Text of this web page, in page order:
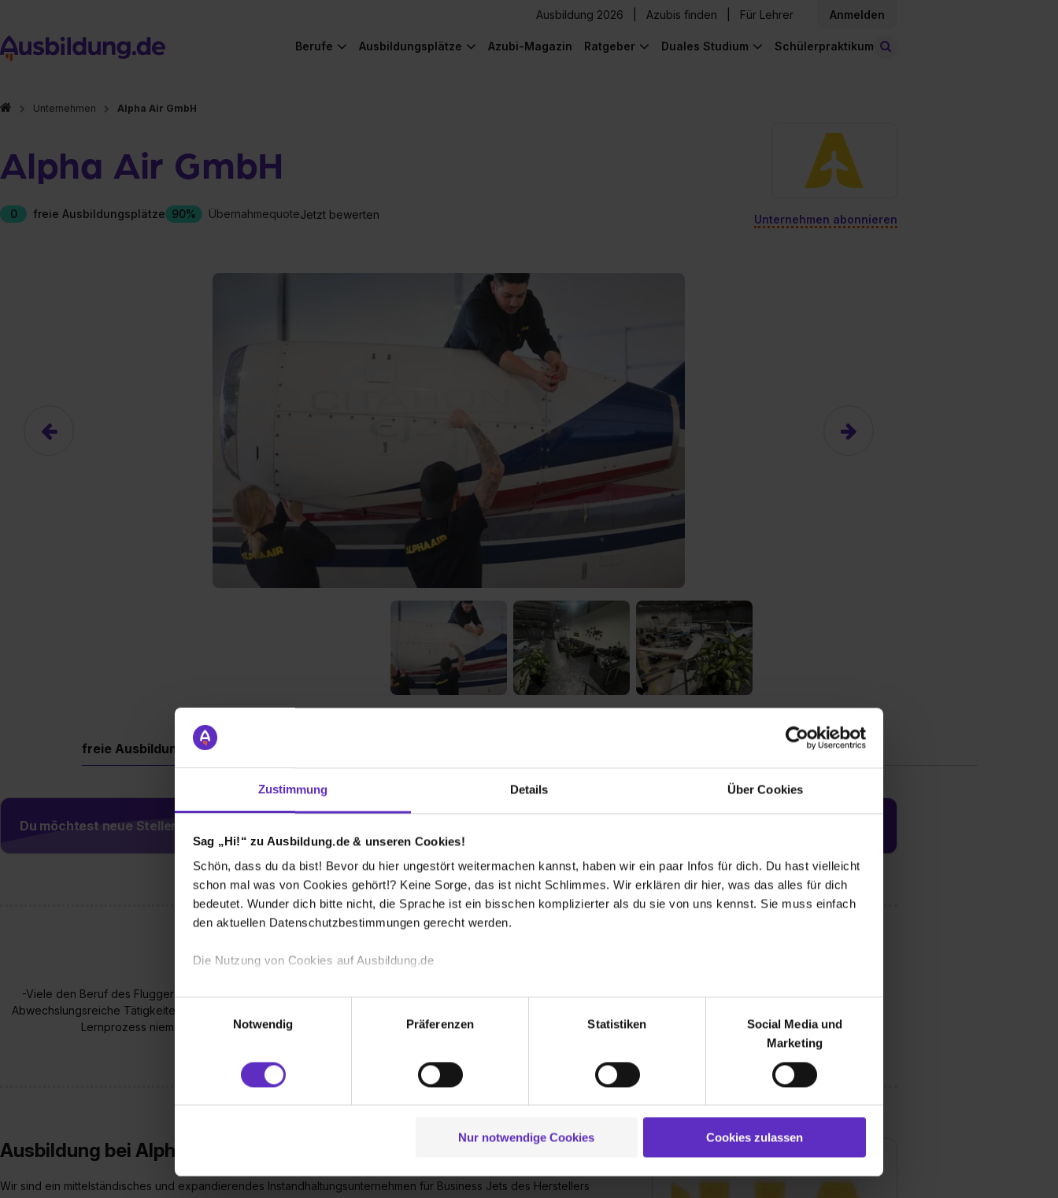
Zustimmung Details Über Cookies
Sag „Hi!“ zu Ausbildung.de & unseren Cookies!
Schön, dass du da bist! Bevor du hier ungestört weitermachen kannst, haben wir ein paar Infos für dich. Du hast vielleicht
schon mal was von Cookies gehört!? Keine Sorge, das ist nicht Schlimmes. Wir erklären dir hier, was das alles für dich
bedeutet. Wunder dich bitte nicht, die Sprache ist ein bisschen komplizierter als du sie von uns kennst. Sie muss einfach
den aktuellen Datenschutzbestimmungen gerecht werden.
Die Nutzung von Cookies auf Ausbildung.de
Wir verwenden Cookies zur technischen Funktion unserer Webseite („Notwendig“), um von dir bei Benutzung der
Webseite getroffenen Einstellungen zu speichern ( „Präferenzen“), die Zugriffe auf unsere Webseite zu analysieren
(„Statistiken“), um Informationen zu deiner Verwendung unserer Website an unsere Partner für soziale Medien, Werbung
Partner führen diese Informationen möglicherweise mit weiteren Daten zusammen, die du ihnen bereitgestellt hast oder die
zu. . In diesem Fall sowie bei der separaten Aktivierung von „Social Media und Marketing“ bist du auch damit
Erlaubnis hierfür kannst du auch später noch im Einzelfall bei dem jeweiligen Inhalt erteilen. Willst du nur bestimmte
Notwendig
Präferenzen Statistiken
Social Media und
Marketing
Nur notwendige Cookies Cookies zulassen
Ausbildung 2026 Azubis finden Für Lehrer Anmelden
Berufe Ausbildungsplätze Azubi-Magazin Ratgeber Duales Studium Schülerpraktikum
Unternehmen Alpha Air GmbH
Alpha Air GmbH
0 freie Ausbildungsplätze 90% ÜbernahmequoteJetzt bewerten Unternehmen abonnieren
freie Ausbildungsplätze
Du möchtest neue Stellen automatisch zugeschickt bekommen?
Wusstest du schon, dass...
-Viele den Beruf des Fluggerätmechaniker/in gar nicht kennen? -Jeder Tag in dem Beruf anders ist -
Abwechslungsreiche Tätigkeiten zur Tagesordnung gehören? -durch Fortschreitende Technologien der
Lernprozess niemals endet ? -Wir ein Familienfreundliches Unternehmen sind?
Ausbildung bei Alpha Air GmbH
Wir sind ein mittelständisches und expandierendes Instandhaltungsunternehmen für Business Jets des Herstellers